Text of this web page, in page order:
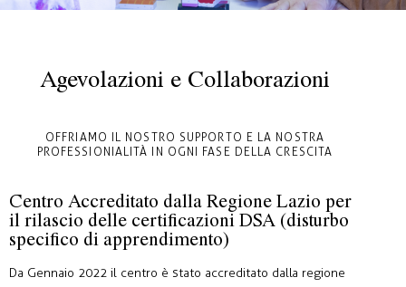
Agevolazioni e Collaborazioni
OFFRIAMO IL NOSTRO SUPPORTO E LA NOSTRA
PROFESSIONIALITÀ IN OGNI FASE DELLA CRESCITA
Centro Accreditato dalla Regione Lazio per
il rilascio delle certificazioni DSA (disturbo
specifico di apprendimento)
Da Gennaio 2022 il centro è stato accreditato dalla regione